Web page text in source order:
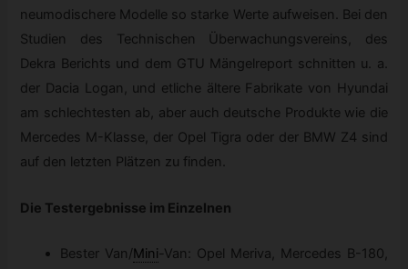
neumodischere Modelle so starke Werte aufweisen. Bei den
Studien des Technischen Überwachungsvereins, des
Dekra Berichts und dem GTU Mängelreport schnitten u. a.
der Dacia Logan, und etliche ältere Fabrikate von Hyundai
am schlechtesten ab, aber auch deutsche Produkte wie die
Mercedes M-Klasse, der Opel Tigra oder der BMW Z4 sind
auf den letzten Plätzen zu finden.
Die Testergebnisse im Einzelnen
Bester Van/Mini-Van: Opel Meriva, Mercedes B-180,